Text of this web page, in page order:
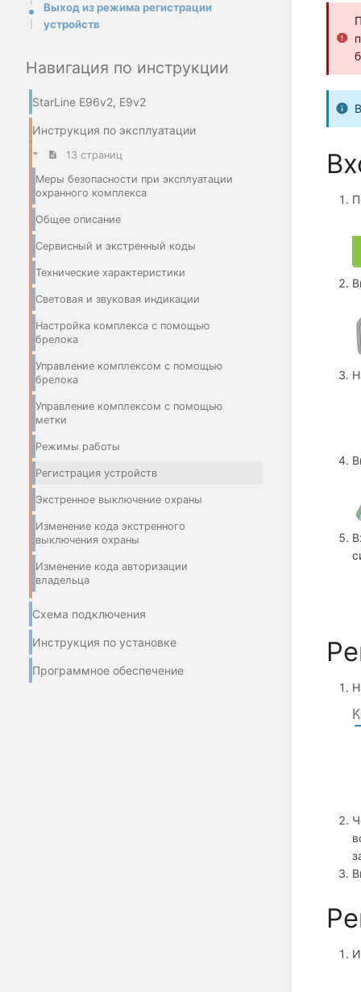
Выход из режима регистрации
устройств
Навигация по инструкции
StarLine E96v2, E9v2
Инструкция по эксплуатации
13 страниц
Меры безопасности при эксплуатации
охранного комплекса
Общее описание
Сервисный и экстренный коды
Технические характеристики
Световая и звуковая индикации
Настройка комплекса с помощью
брелока
Управление комплексом с помощью
брелока
Управление комплексом с помощью
метки
Режимы работы
Регистрация устройств
Экстренное выключение охраны
Изменение кода экстренного
выключения охраны
Изменение кода авторизации
владельца
Схема подключения
Инструкция по установке
Программное обеспечение